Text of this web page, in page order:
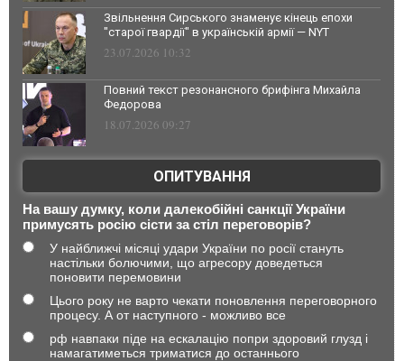
Звільнення Сирського знаменує кінець епохи
"старої гвардії" в українській армії — NYT
23.07.2026 10:32
Повний текст резонансного брифінга Михайла
Федорова
18.07.2026 09:27
ОПИТУВАННЯ
На вашу думку, коли далекобійні санкції України
примусять росію сісти за стіл переговорів?
У найближчі місяці удари України по росії стануть
настільки болючими, що агресору доведеться
поновити перемовини
Цього року не варто чекати поновлення переговорного
процесу. А от наступного - можливо все
рф навпаки піде на ескалацію попри здоровий глузд і
намагатиметься триматися до останнього